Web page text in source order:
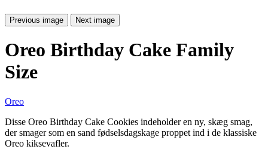
Previous image Next image
Oreo Birthday Cake Family
Size
Oreo
Disse Oreo Birthday Cake Cookies indeholder en ny, skæg smag,
der smager som en sand fødselsdagskage proppet ind i de klassiske
Oreo kiksevafler.